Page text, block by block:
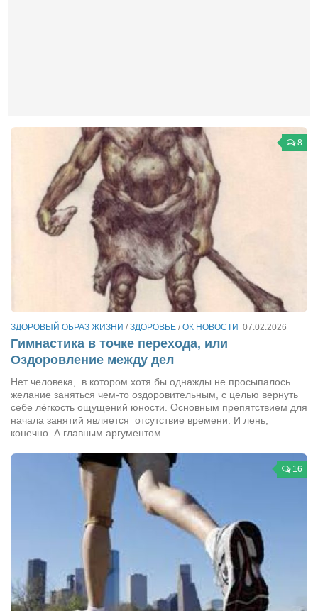
Деньги
Традиции
Опросы
Экология
Здоровье
Здоровый образ жизни
Сам себе доктор
Активный отдых
Курьезы
Досье
Лариса Ильченко
Орест Коваль
Тамара Кубракова
Елена Мельник
Вера Паненко
Семён Салатенко
Сергей Шепилов
Актёры
Валентин Бурый
Артём Мяус
8
ЗДОРОВЫЙ ОБРАЗ ЖИЗНИ /ЗДОРОВЬЕ /ОК НОВОСТИ 07.02.2026
Гимнастика в точке перехода, или
Оздоровление между дел
Нет человека, в котором хотя бы однажды не просыпалось
желание заняться чем-то оздоровительным, с целью вернуть
себе лёгкость ощущений юности. Основным препятствием для
начала занятий является отсутствие времени. И лень,
конечно. А главным аргументом...
16